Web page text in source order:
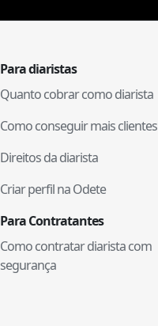
Para diaristas
Quanto cobrar como diarista
Como conseguir mais clientes
Direitos da diarista
Criar perfil na Odete
Para Contratantes
Como contratar diarista com
segurança